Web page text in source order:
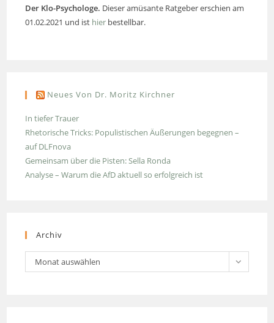
Der Klo-Psychologe. Dieser amüsante Ratgeber erschien am
01.02.2021 und ist hier bestellbar.
Neues Von Dr. Moritz Kirchner
In tiefer Trauer
Rhetorische Tricks: Populistischen Äußerungen begegnen –
auf DLFnova
Gemeinsam über die Pisten: Sella Ronda
Analyse – Warum die AfD aktuell so erfolgreich ist
Archiv
Archiv
Monat auswählen